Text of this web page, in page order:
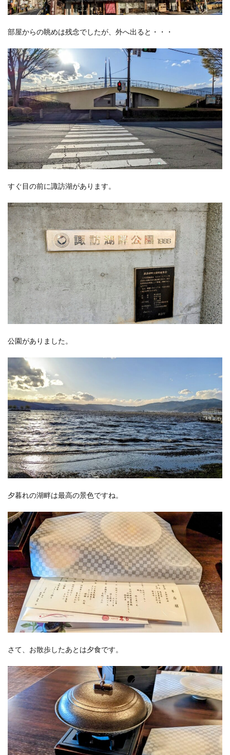
部屋からの眺めは残念でしたが、外へ出ると・・・
すぐ目の前に諏訪湖があります。
公園がありました。
夕暮れの湖畔は最高の景色ですね。
さて、お散歩したあとは夕食です。